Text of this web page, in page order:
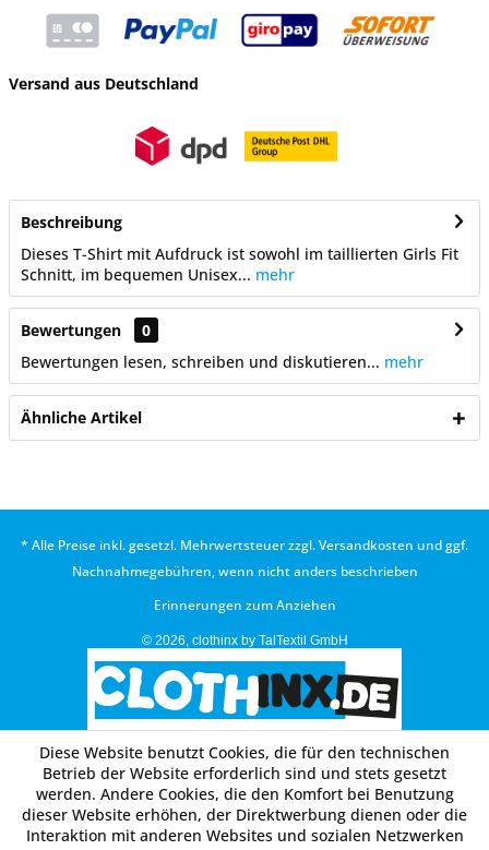
Versand aus Deutschland
Beschreibung
Dieses T-Shirt mit Aufdruck ist sowohl im taillierten Girls Fit
Schnitt, im bequemen Unisex... mehr
Bewertungen
0
Bewertungen lesen, schreiben und diskutieren... mehr
Ähnliche Artikel
* Alle Preise inkl. gesetzl. Mehrwertsteuer zzgl.Versandkosten und ggf.
Nachnahmegebühren, wenn nicht anders beschrieben
Erinnerungen zum Anziehen
© 2026, clothinx by TalTextil GmbH
Diese Website benutzt Cookies, die für den technischen
Betrieb der Website erforderlich sind und stets gesetzt
werden. Andere Cookies, die den Komfort bei Benutzung
dieser Website erhöhen, der Direktwerbung dienen oder die
Interaktion mit anderen Websites und sozialen Netzwerken